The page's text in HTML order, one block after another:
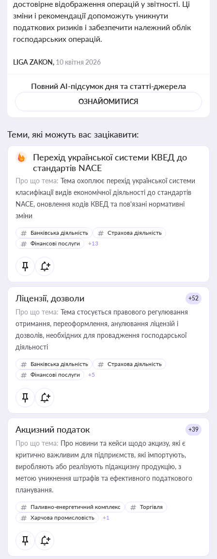
достовірне відображення операцій у звітності. Ці
зміни і рекомендації допоможуть уникнути
податкових ризиків і забезпечити належний облік
господарських операцій.
LIGA ZAKON, 10 квітня 2026
Повний AI-підсумок дня та статті-джерела
ОЗНАЙОМИТИСЯ
Теми, які можуть вас зацікавити:
Перехід української системи КВЕД до
стандартів NACE
Про що тема: Тема охоплює перехід української системи
класифікації видів економічної діяльності до стандартів
NACE, оновлення кодів КВЕД та пов'язані нормативні
зміни
Банківська діяльність
Страхова діяльність
Фінансові послуги
+13
Ліцензії, дозволи +52
Про що тема: Тема стосується правового регулювання
отримання, переоформлення, анулювання ліцензій і
дозволів, необхідних для провадження господарської
діяльності
Банківська діяльність
Страхова діяльність
Фінансові послуги
+5
Акцизний податок +39
Про що тема: Про новини та кейси щодо акцизу, які є
критично важливим для підприємств, які імпортують,
виробляють або реалізують підакцизну продукцію, з
метою уникнення штрафів та ефективного податкового
планування.
Паливно-енергетичний комплекс
Торгівля
Харчова промисловість
+1